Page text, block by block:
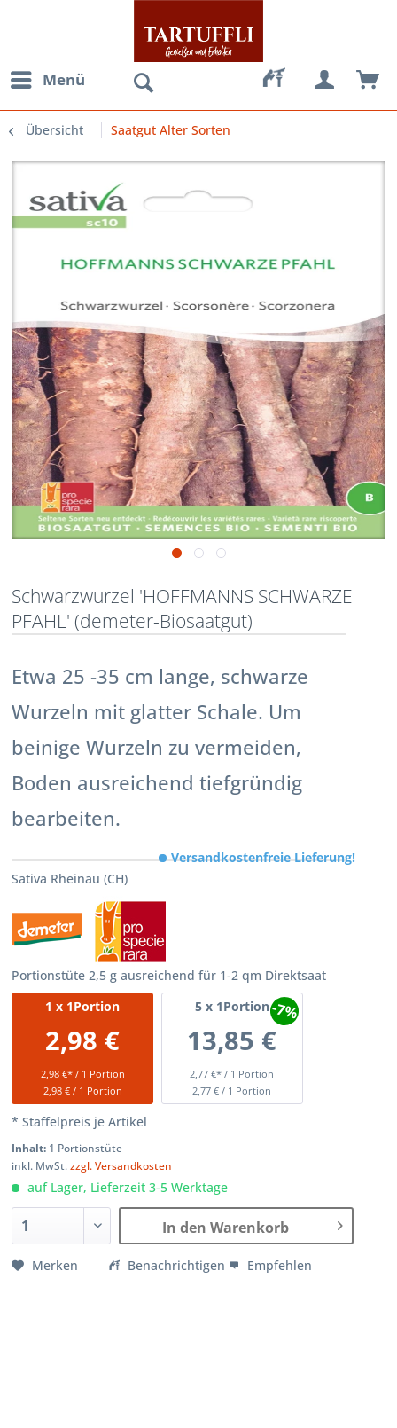
Menü
Übersicht Saatgut Alter Sorten
Schwarzwurzel 'HOFFMANNS SCHWARZE
PFAHL' (demeter-Biosaatgut)
Etwa 25 -35 cm lange, schwarze
Wurzeln mit glatter Schale. Um
beinige Wurzeln zu vermeiden,
Boden ausreichend tiefgründig
bearbeiten.
Sativa Rheinau (CH)
Portionstüte 2,5 g ausreichend für 1-2 qm Direktsaat
1 x 1Portion
2,98 €
2,98 €* / 1 Portion
2,98 € / 1 Portion
5x 1Portion
13,85 €
2,77 €* / 1 Portion
-7%
2,77 € / 1 Portion
* Staffelpreis je Artikel
Inhalt: 1 Portionstüte
inkl. MwSt.zzgl. Versandkosten
Versandkostenfreie Lieferung!
auf Lager, Lieferzeit 3-5 Werktage
In den Warenkorb
Merken Benachrichtigen Empfehlen